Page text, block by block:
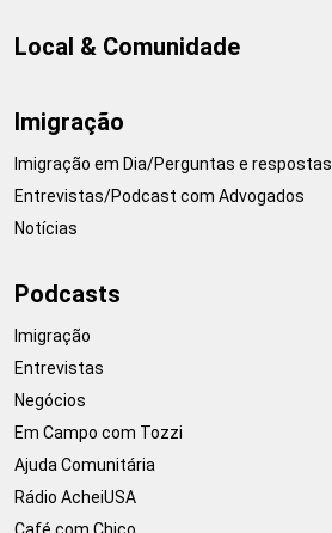
Local & Comunidade
Imigração
Imigração em Dia/Perguntas e respostas
Entrevistas/Podcast com Advogados
Notícias
Podcasts
Imigração
Entrevistas
Negócios
Em Campo com Tozzi
Ajuda Comunitária
Rádio AcheiUSA
Café com Chico